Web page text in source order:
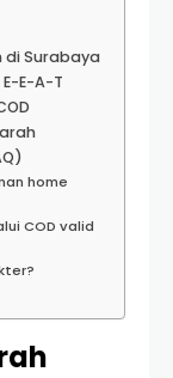
di Surabaya
E-A-T
home
COD valid